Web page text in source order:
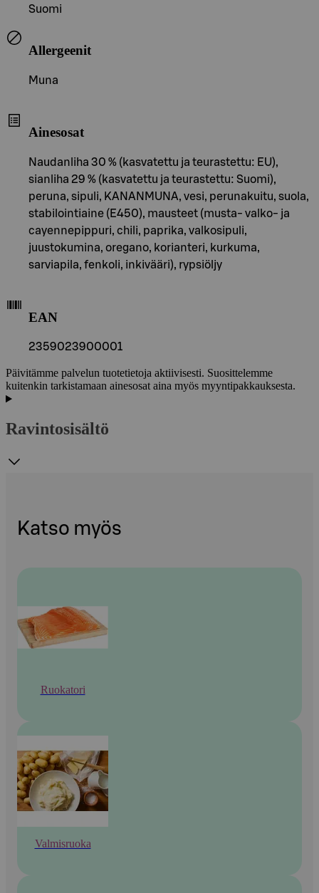
Suomi
Allergeenit
Muna
Ainesosat
Naudanliha 30 % (kasvatettu ja teurastettu: EU),
sianliha 29 % (kasvatettu ja teurastettu: Suomi),
peruna, sipuli, KANANMUNA, vesi, perunakuitu, suola,
stabilointiaine (E450), mausteet (musta- valko- ja
cayennepippuri, chili, paprika, valkosipuli,
juustokumina, oregano, korianteri, kurkuma,
sarviapila, fenkoli, inkivääri), rypsiöljy
EAN
2359023900001
Päivitämme palvelun tuotetietoja aktiivisesti. Suosittelemme
kuitenkin tarkistamaan ainesosat aina myös myyntipakkauksesta.
Ravintosisältö
Katso myös
Ruokatori
Valmisruoka